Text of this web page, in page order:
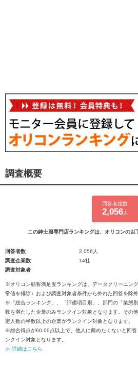
調査概要
回答者総数
2,056人
この紳士服専門店ランキングは、オリコンの以
回答者数
2,056人
調査企業数
14社
調査対象者
※オリコン顧客満足度ランキングは、データクリーニン
常値を排除）および調査対象者条件から外れた回答を除
※「総合ランキング」、「評価項目別」、部門の「業態
数を満たした企業のみランクイン対象となります。その
定人数の半数以上の企業がランクイン対象となります。
※総合得点が60.00点以上で、他人に薦めたくないと回
ンクイン対象となります。
≫ 詳細はこちら